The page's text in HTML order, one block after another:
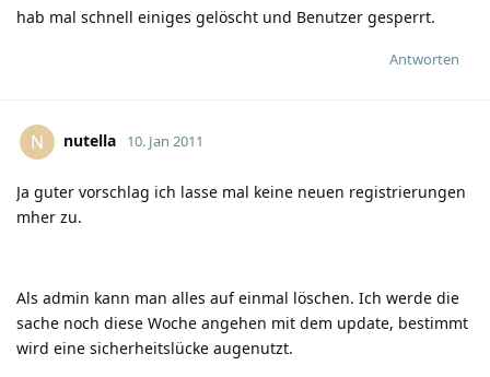
hab mal schnell einiges gelöscht und Benutzer gesperrt.
Antworten
N nutella 10. Jan 2011
Ja guter vorschlag ich lasse mal keine neuen registrierungen
mher zu.
Als admin kann man alles auf einmal löschen. Ich werde die
sache noch diese Woche angehen mit dem update, bestimmt
wird eine sicherheitslücke augenutzt.